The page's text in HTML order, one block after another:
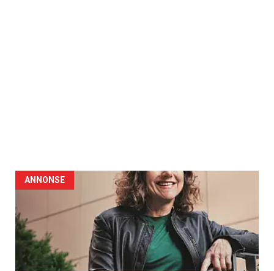
ANNONSE